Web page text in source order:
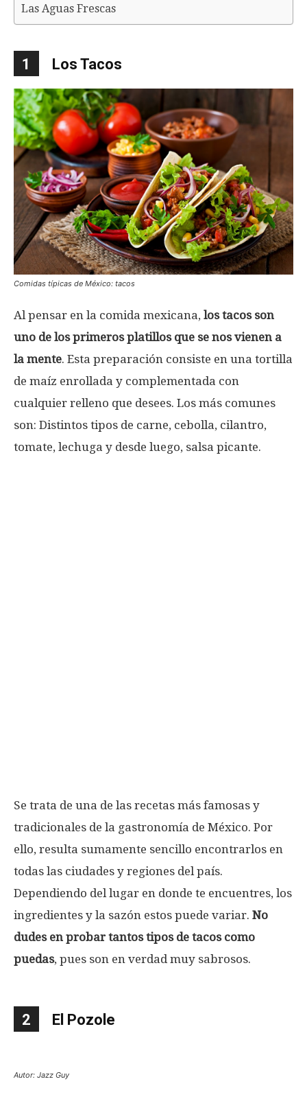
Las Aguas Frescas
1 Los Tacos
Comidas típicas de México: tacos
Al pensar en la comida mexicana, los tacos son
uno de los primeros platillos que se nos vienen a
la mente. Esta preparación consiste en una tortilla
de maíz enrollada y complementada con
cualquier relleno que desees. Los más comunes
son: Distintos tipos de carne, cebolla, cilantro,
tomate, lechuga y desde luego, salsa picante.
Se trata de una de las recetas más famosas y
tradicionales de la gastronomía de México. Por
ello, resulta sumamente sencillo encontrarlos en
todas las ciudades y regiones del país.
Dependiendo del lugar en donde te encuentres, los
ingredientes y la sazón estos puede variar. No
dudes en probar tantos tipos de tacos como
puedas, pues son en verdad muy sabrosos.
2 El Pozole
Autor: Jazz Guy